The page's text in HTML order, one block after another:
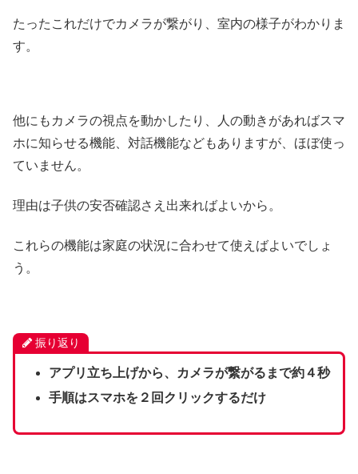
たったこれだけでカメラが繋がり、室内の様子がわかりま
す。
他にもカメラの視点を動かしたり、人の動きがあればスマ
ホに知らせる機能、対話機能などもありますが、ほぼ使っ
ていません。
理由は子供の安否確認さえ出来ればよいから。
これらの機能は家庭の状況に合わせて使えばよいでしょ
う。
振り返り
アプリ立ち上げから、カメラが繋がるまで約４秒
手順はスマホを２回クリックするだけ